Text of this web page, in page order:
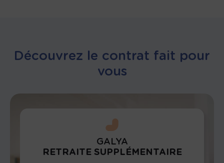
Découvrez le contrat fait pour
vous
GALYA
RETRAITE SUPPLÉMENTAIRE